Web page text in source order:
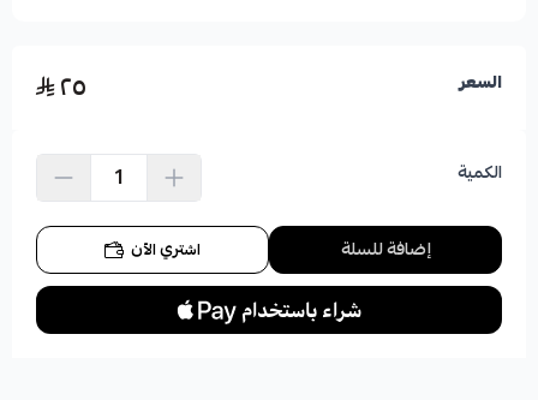
السعر ٢٥
الكمية
إضافة للسلة اشتري الآن